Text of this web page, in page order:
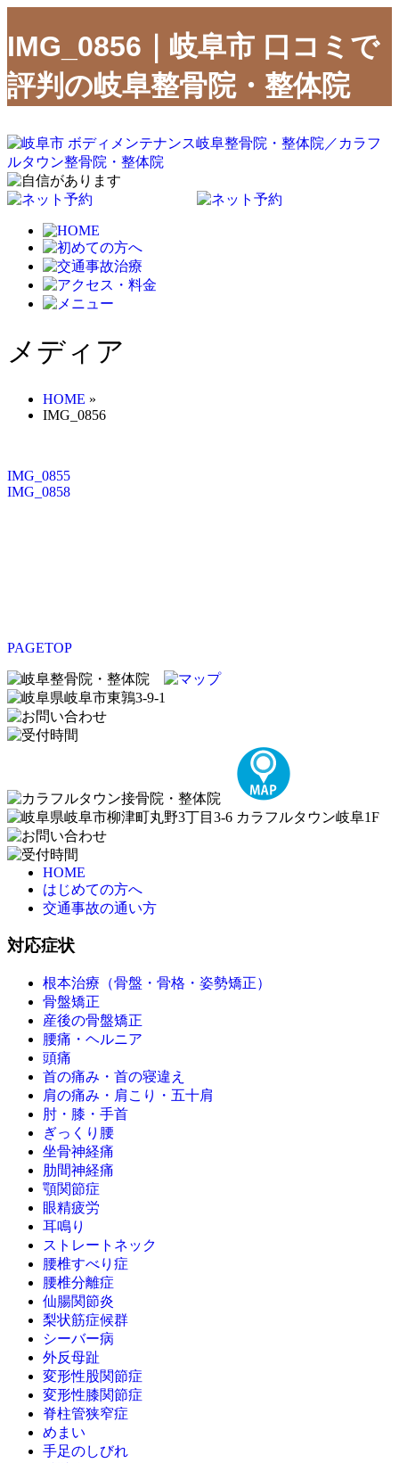
IMG_0856｜岐阜市 口コミで
評判の岐阜整骨院・整体院
メディア
HOME »
IMG_0856
IMG_0855
IMG_0858
PAGETOP
HOME
はじめての方へ
交通事故の通い方
対応症状
根本治療（骨盤・骨格・姿勢矯正）
骨盤矯正
産後の骨盤矯正
腰痛・ヘルニア
頭痛
首の痛み・首の寝違え
肩の痛み・肩こり・五十肩
肘・膝・手首
ぎっくり腰
坐骨神経痛
肋間神経痛
顎関節症
眼精疲労
耳鳴り
ストレートネック
腰椎すべり症
腰椎分離症
仙腸関節炎
梨状筋症候群
シーバー病
外反母趾
変形性股関節症
変形性膝関節症
脊柱管狭窄症
めまい
手足のしびれ